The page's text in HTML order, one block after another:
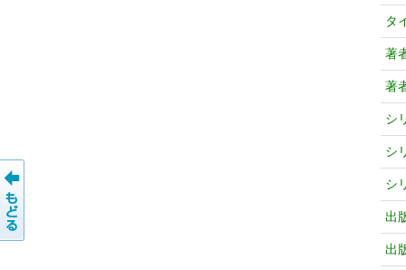
タ
著
著
シ
シ
シ
出
出